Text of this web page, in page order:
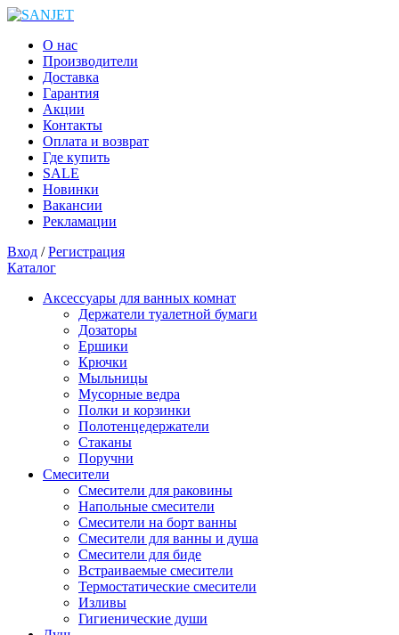
О нас
Производители
Доставка
Гарантия
Акции
Контакты
Оплата и возврат
Где купить
SALE
Новинки
Вакансии
Рекламации
Вход /Регистрация
Каталог
Аксессуары для ванных комнат
Держатели туалетной бумаги
Дозаторы
Ершики
Крючки
Мыльницы
Мусорные ведра
Полки и корзинки
Полотенцедержатели
Стаканы
Поручни
Смесители
Смесители для раковины
Напольные смесители
Смесители на борт ванны
Смесители для ванны и душа
Смесители для биде
Встраиваемые смесители
Термостатические смесители
Изливы
Гигиенические души